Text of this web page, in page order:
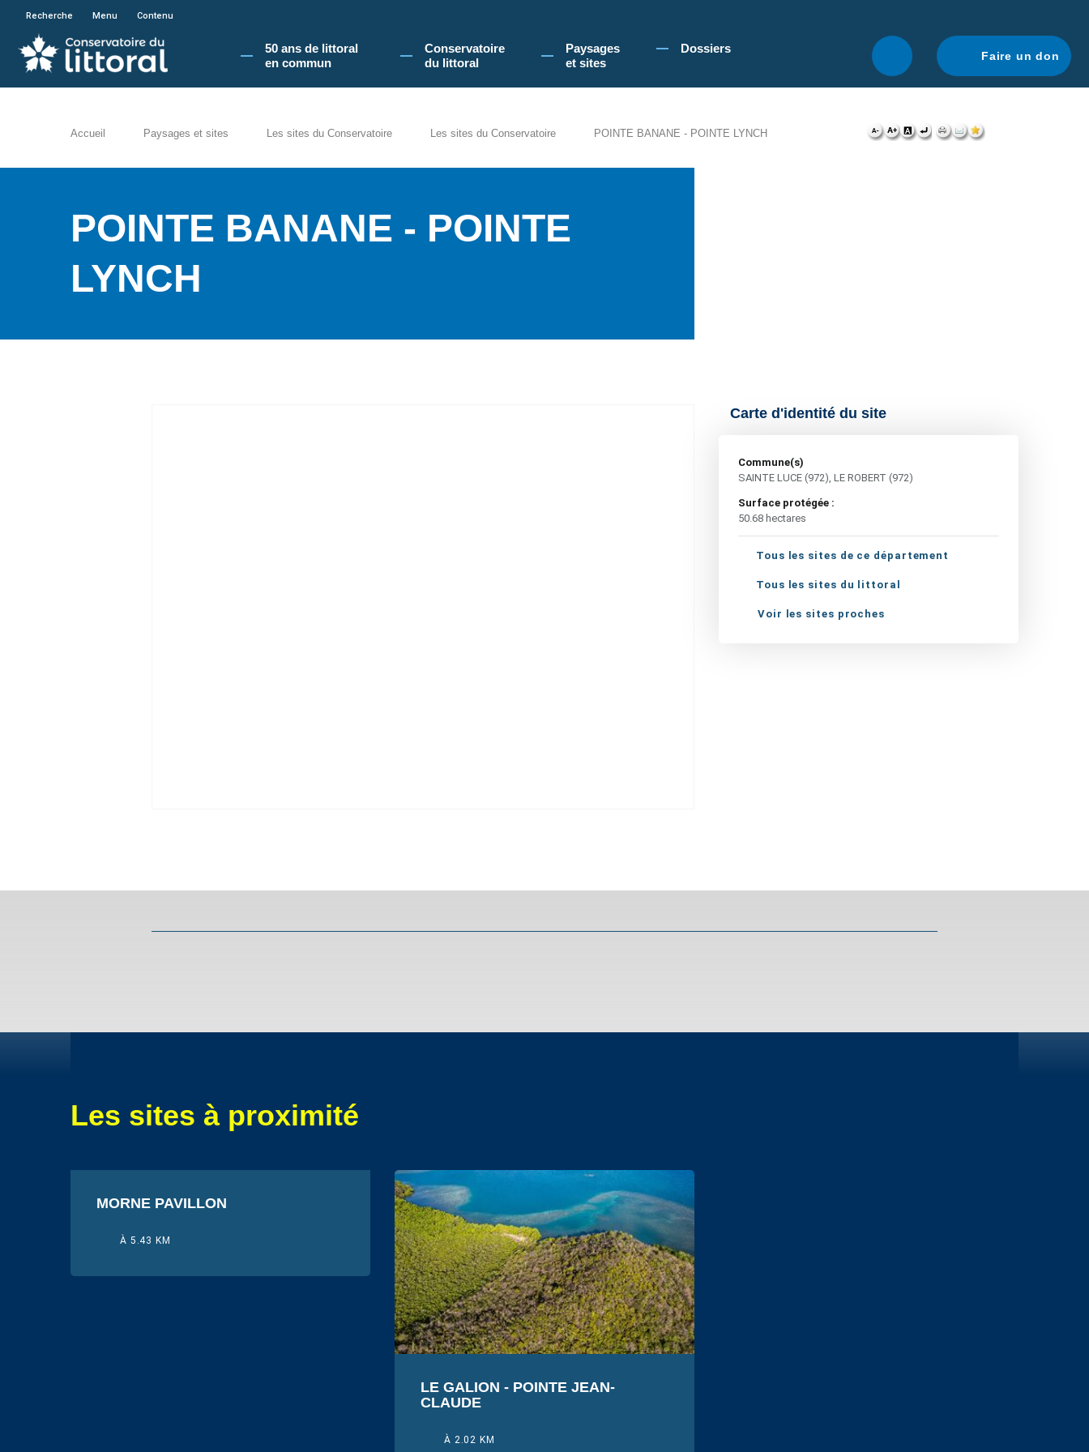
En poursuivant votre navigation sur le site du Conservatoire du littoral, vous acceptez l'utilisation de cookies pour vous proposer une navigation optimale.
Recherche Menu Contenu
50 ans de littoral
en commun​
Conservatoire
du littoral
Paysages
et sites
Dossiers
Faire un don
Accueil Paysages et sites Les sites du Conservatoire Les sites du Conservatoire POINTE BANANE - POINTE LYNCH
POINTE BANANE - POINTE
LYNCH
Carte d'identité du site
Commune(s)
SAINTE LUCE (972), LE ROBERT (972)
Surface protégée :
50.68 hectares
Tous les sites de ce département
Tous les sites du littoral
Voir les sites proches
Les sites à proximité
MORNE PAVILLON
À 5.43 KM
LE GALION - POINTE JEAN-
CLAUDE
À 2.02 KM